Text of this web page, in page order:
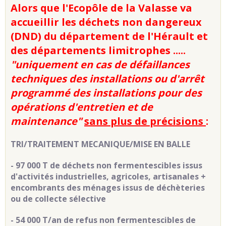
Alors que l'Ecopôle de la Valasse va
accueillir les déchets non dangereux
(DND) du département de l'Hérault et
des départements limitrophes .....
"uniquement en cas de défaillances
techniques des installations ou d'arrêt
programmé des installations pour des
opérations d'entretien et de
maintenance"sans plus de précisions :
TRI/TRAITEMENT MECANIQUE/MISE EN BALLE
- 97 000 T de déchets non fermentescibles issus
d'activités industrielles, agricoles, artisanales +
encombrants des ménages issus de déchèteries
ou de collecte sélective
- 54 000 T/an de refus non fermentescibles de